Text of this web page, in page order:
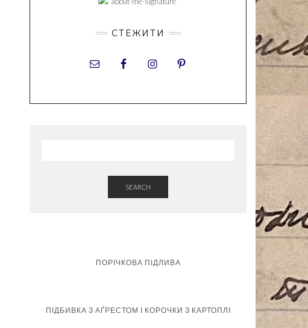
СТЕЖИТИ
SEARCH
ПОРІЧКОВА ПІДЛИВА
ПІДБИВКА З АҐРЕСТОМ І КОРОЧКИ З КАРТОПЛІ